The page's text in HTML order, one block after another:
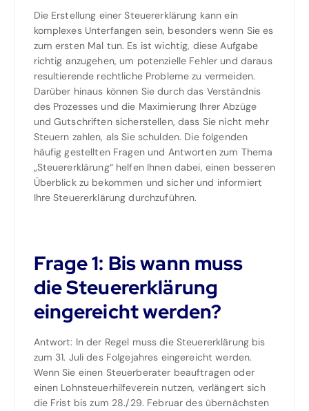
Die Erstellung einer Steuererklärung kann ein
komplexes Unterfangen sein, besonders wenn Sie es
zum ersten Mal tun. Es ist wichtig, diese Aufgabe
richtig anzugehen, um potenzielle Fehler und daraus
resultierende rechtliche Probleme zu vermeiden.
Darüber hinaus können Sie durch das Verständnis
des Prozesses und die Maximierung Ihrer Abzüge
und Gutschriften sicherstellen, dass Sie nicht mehr
Steuern zahlen, als Sie schulden. Die folgenden
häufig gestellten Fragen und Antworten zum Thema
„Steuererklärung“ helfen Ihnen dabei, einen besseren
Überblick zu bekommen und sicher und informiert
Ihre Steuererklärung durchzuführen.
Frage 1: Bis wann muss
die Steuererklärung
eingereicht werden?
Antwort: In der Regel muss die Steuererklärung bis
zum 31. Juli des Folgejahres eingereicht werden.
Wenn Sie einen Steuerberater beauftragen oder
einen Lohnsteuerhilfeverein nutzen, verlängert sich
die Frist bis zum 28./29. Februar des übernächsten